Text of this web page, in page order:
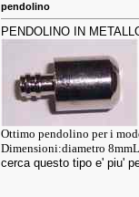
pendolino
PENDOLINO IN
Ottimo pendolino per i
Dimensioni:diametro 8mm
cerca questo tipo e' piu'